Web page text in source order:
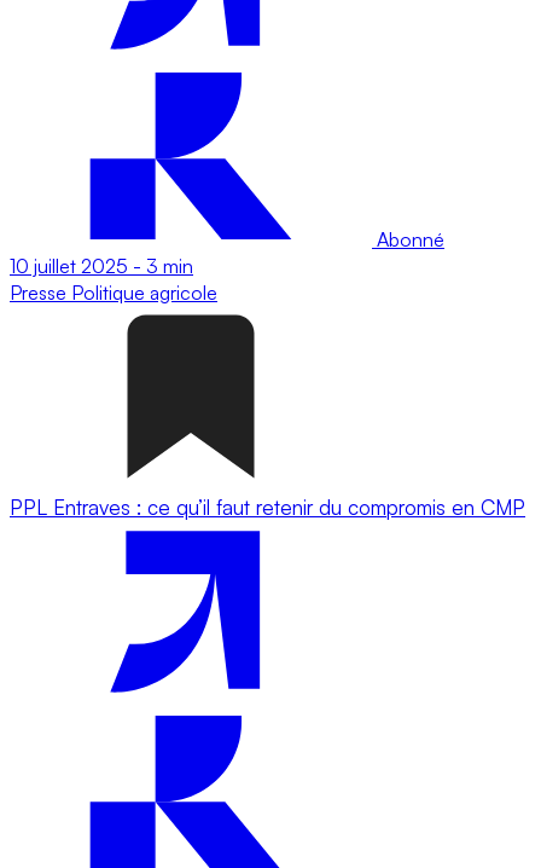
Abonné
10 juillet 2025 - 3 min
Presse Politique agricole
PPL Entraves : ce qu’il faut retenir du compromis en CMP